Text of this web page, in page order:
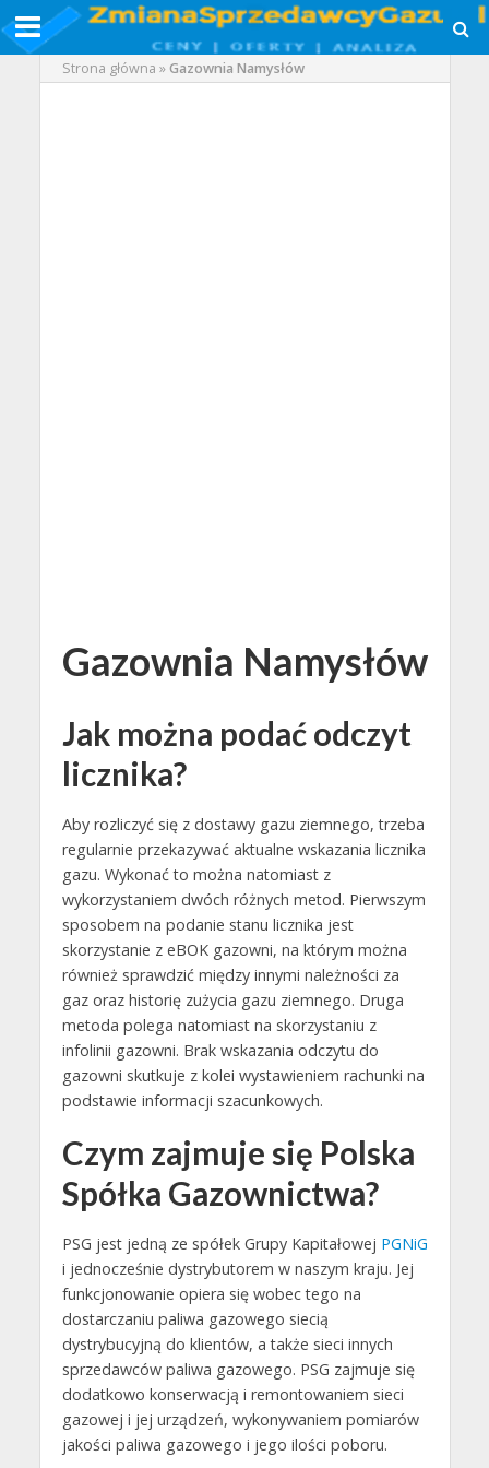
Strona główna »Gazownia Namysłów
Gazownia Namysłów
Jak można podać odczyt
licznika?
Aby rozliczyć się z dostawy gazu ziemnego, trzeba
regularnie przekazywać aktualne wskazania licznika
gazu. Wykonać to można natomiast z
wykorzystaniem dwóch różnych metod. Pierwszym
sposobem na podanie stanu licznika jest
skorzystanie z eBOK gazowni, na którym można
również sprawdzić między innymi należności za
gaz oraz historię zużycia gazu ziemnego. Druga
metoda polega natomiast na skorzystaniu z
infolinii gazowni. Brak wskazania odczytu do
gazowni skutkuje z kolei wystawieniem rachunki na
podstawie informacji szacunkowych.
Czym zajmuje się Polska
Spółka Gazownictwa?
PSG jest jedną ze spółek Grupy Kapitałowej PGNiG
i jednocześnie dystrybutorem w naszym kraju. Jej
funkcjonowanie opiera się wobec tego na
dostarczaniu paliwa gazowego siecią
dystrybucyjną do klientów, a także sieci innych
sprzedawców paliwa gazowego. PSG zajmuje się
dodatkowo konserwacją i remontowaniem sieci
gazowej i jej urządzeń, wykonywaniem pomiarów
jakości paliwa gazowego i jego ilości poboru.